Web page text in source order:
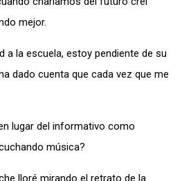
mejor.
a la escuela, estoy pendiente de su
dado cuenta que cada vez que me
lugar del informativo como
música?
lloré mirando el retrato de la